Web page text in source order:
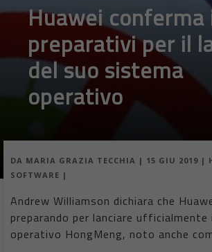
Huawei conferma
preparativi per il
del suo sistema
operativo
DA MARIA GRAZIA TECCHIA | 15 GIU 2019 |
SOFTWARE |
Andrew Williamson dichiara che
preparando per lanciare
operativo HongMeng, noto anche